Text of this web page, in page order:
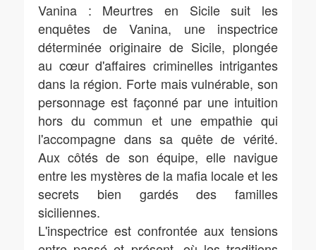
Vanina : Meurtres en Sicile suit les
enquêtes de Vanina, une inspectrice
déterminée originaire de Sicile, plongée
au cœur d'affaires criminelles intrigantes
dans la région. Forte mais vulnérable, son
personnage est façonné par une intuition
hors du commun et une empathie qui
l'accompagne dans sa quête de vérité.
Aux côtés de son équipe, elle navigue
entre les mystères de la mafia locale et les
secrets bien gardés des familles
siciliennes.
L'inspectrice est confrontée aux tensions